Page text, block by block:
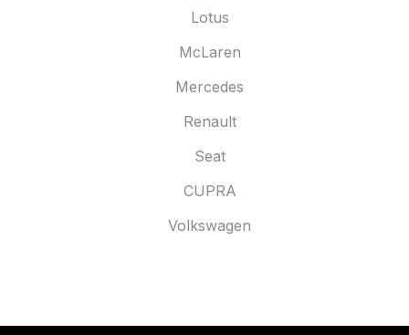
Lotus
McLaren
Mercedes
Renault
Seat
CUPRA
Volkswagen